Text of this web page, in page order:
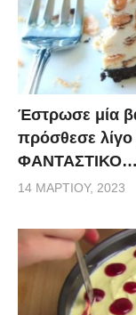
Έστρωσε μία
πρόσθεσε
ΦΑΝΤΑΣΤΙΚΟ…
14 ΜΑΡΤΊΟΥ, 2023